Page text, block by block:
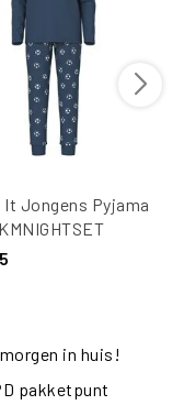
It Jongens Pyjama
in huis!
pakketpunt